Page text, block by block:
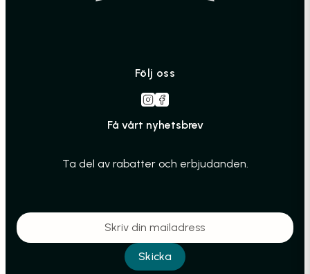
Följ oss
Få vårt nyhetsbrev
Ta del av rabatter och erbjudanden.